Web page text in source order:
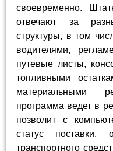
своевременно.
отвечают за
структуры, в том
водителями,
путевые листы,
топливными
материальными
программа ведет в
позволит с
статус поставки,
транспортного